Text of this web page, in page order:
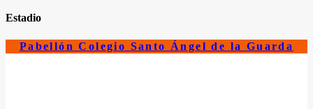
Estadio
Pabellón Colegio Santo Ángel de la Guarda